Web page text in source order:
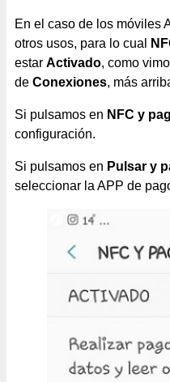
En el caso de los móviles
otros usos, para lo cual
estar Activado, como
de Conexiones, más
Si pulsamos en NFC y
configuración.
Si pulsamos en Pulsar y
seleccionar la APP de